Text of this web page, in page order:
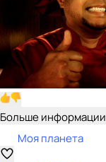
Больше информации
Моя планета